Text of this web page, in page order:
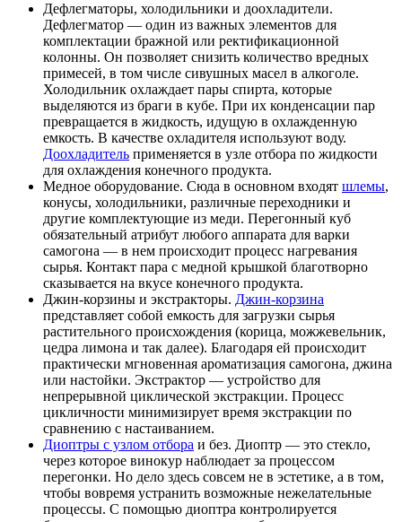
Дефлегматоры, холодильники и доохладители.
Дефлегматор — один из важных элементов для
комплектации бражной или ректификационной
колонны. Он позволяет снизить количество вредных
примесей, в том числе сивушных масел в алкоголе.
Холодильник охлаждает пары спирта, которые
выделяются из браги в кубе. При их конденсации пар
превращается в жидкость, идущую в охлажденную
емкость. В качестве охладителя используют воду.
Доохладитель применяется в узле отбора по жидкости
для охлаждения конечного продукта.
Медное оборудование. Сюда в основном входят шлемы,
конусы, холодильники, различные переходники и
другие комплектующие из меди. Перегонный куб
обязательный атрибут любого аппарата для варки
самогона — в нем происходит процесс нагревания
сырья. Контакт пара с медной крышкой благотворно
сказывается на вкусе конечного продукта.
Джин-корзины и экстракторы. Джин-корзина
представляет собой емкость для загрузки сырья
растительного происхождения (корица, можжевельник,
цедра лимона и так далее). Благодаря ей происходит
практически мгновенная ароматизация самогона, джина
или настойки. Экстрактор — устройство для
непрерывной циклической экстракции. Процесс
цикличности минимизирует время экстракции по
сравнению с настаиванием.
Диоптры с узлом отбора и без. Диоптр — это стекло,
через которое винокур наблюдает за процессом
перегонки. Но дело здесь совсем не в эстетике, а в том,
чтобы вовремя устранить возможные нежелательные
процессы. С помощью диоптра контролируется